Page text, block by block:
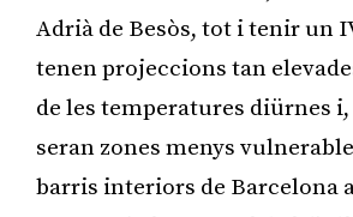
Adrià de Besòs, tot i tenir un
tenen projeccions tan
de les temperatures diürnes
seran zones menys
barris interiors de Barcelona